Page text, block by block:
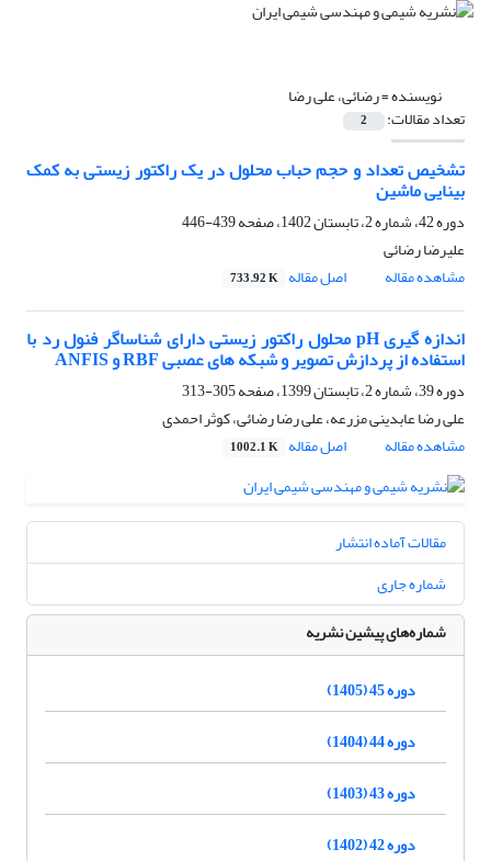
نویسنده =رضائی، علی رضا
تعداد مقالات: 2
تشخیص تعداد و حجم حباب محلول در یک راکتور زیستی به کمک
بینایی ماشین
دوره 42، شماره 2، تابستان 1402، صفحه
439-446
علیرضا رضائی
مشاهده مقاله
اصل مقاله 733.92 K
اندازه گیری pH محلول راکتور زیستی دارای شناساگر فنول رد با
استفاده از پردازش تصویر و شبکه های عصبی RBF و ANFIS
دوره 39، شماره 2، تابستان 1399، صفحه
305-313
علی رضا عابدینی مزرعه، علی رضا رضائی، کوثر احمدی
مشاهده مقاله
اصل مقاله 1002.1 K
مقالات آماده انتشار
شماره جاری
شماره‌های پیشین نشریه
دوره 45 (1405)
دوره 44 (1404)
دوره 43 (1403)
دوره 42 (1402)